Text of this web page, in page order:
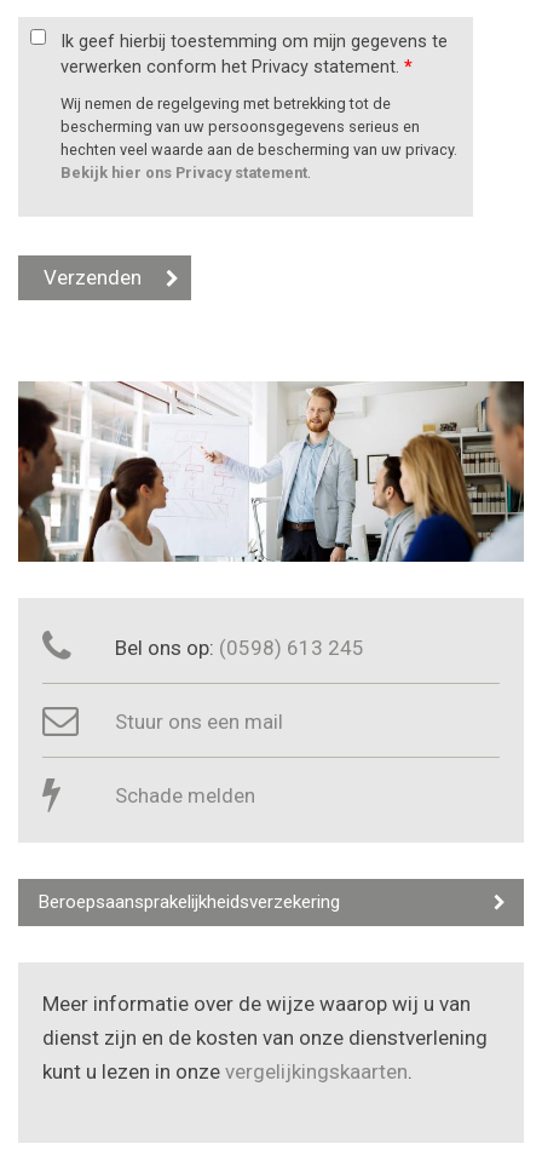
Ik geef hierbij toestemming om mijn gegevens te
verwerken conform het Privacy statement. *
Wij nemen de regelgeving met betrekking tot de
bescherming van uw persoonsgegevens serieus en
hechten veel waarde aan de bescherming van uw privacy.
Bekijk hier ons Privacy statement
Bel ons op: (0598) 613 245
Stuur ons een mail
Schade melden
Beroepsaansprakelijkheidsverzekering
Meer informatie over de wijze waarop wij u van
dienst zijn en de kosten van onze dienstverlening
kunt u lezen in onze vergelijkingskaarten